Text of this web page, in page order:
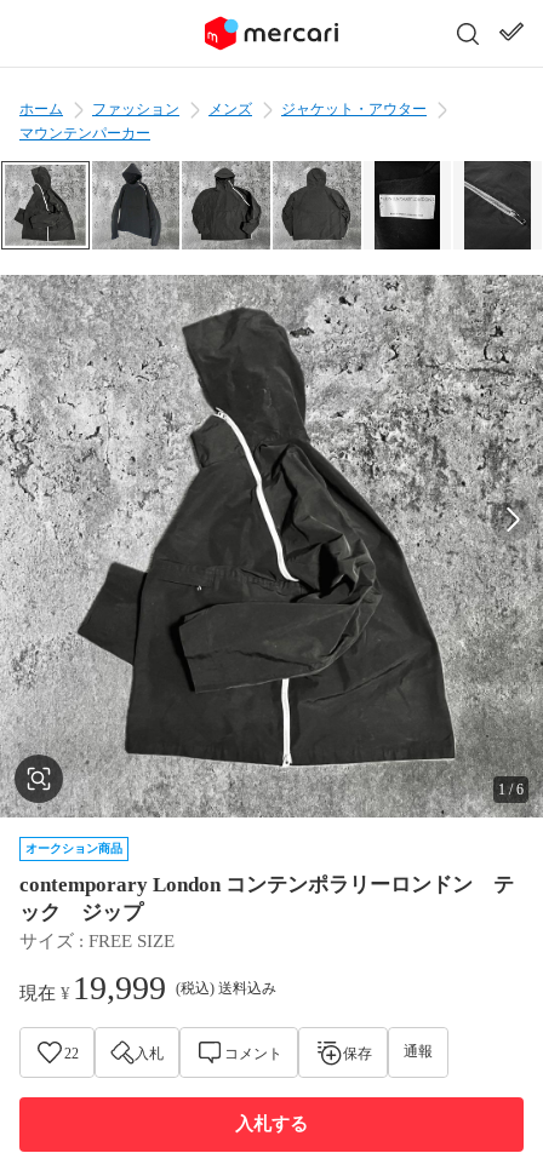
ホーム ファッション メンズ
ジャケット・アウター
マウンテンパーカー
1/6
オークション商品
contemporary London コンテンポラリーロンドン テ
ック ジップ
サイズ : FREE SIZE
現在 ¥ 19,999 (税込) 送料込み
22 入札 コメント 保存 通報
入札する